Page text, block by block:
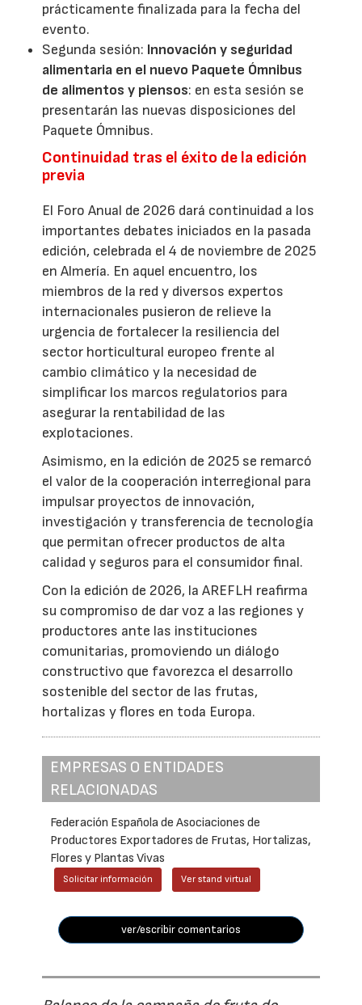
prácticamente finalizada para la fecha del
evento.
Segunda sesión: Innovación y seguridad
alimentaria en el nuevo Paquete Ómnibus
de alimentos y piensos: en esta sesión se
presentarán las nuevas disposiciones del
Paquete Ómnibus.
Continuidad tras el éxito de la edición
previa
El Foro Anual de 2026 dará continuidad a los
importantes debates iniciados en la pasada
edición, celebrada el 4 de noviembre de 2025
en Almería. En aquel encuentro, los
miembros de la red y diversos expertos
internacionales pusieron de relieve la
urgencia de fortalecer la resiliencia del
sector horticultural europeo frente al
cambio climático y la necesidad de
simplificar los marcos regulatorios para
asegurar la rentabilidad de las
explotaciones.
Asimismo, en la edición de 2025 se remarcó
el valor de la cooperación interregional para
impulsar proyectos de innovación,
investigación y transferencia de tecnología
que permitan ofrecer productos de alta
calidad y seguros para el consumidor final.
Con la edición de 2026, la AREFLH reafirma
su compromiso de dar voz a las regiones y
productores ante las instituciones
comunitarias, promoviendo un diálogo
constructivo que favorezca el desarrollo
sostenible del sector de las frutas,
hortalizas y flores en toda Europa.
EMPRESAS O ENTIDADES
RELACIONADAS
Federación Española de Asociaciones de
Productores Exportadores de Frutas, Hortalizas,
Flores y Plantas Vivas
Solicitar información Ver stand virtual
ver/escribir comentarios